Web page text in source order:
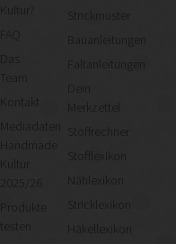
Kultur?
Team
Kontakt
Mediadaten
Kultur
2025/26
Produkte
testen
Strickmuster
Bauanleitungen
Faltanleitungen
Merkzettel
Stoffrechner
Stofflexikon
Nählexikon
Stricklexikon
Häkellexikon